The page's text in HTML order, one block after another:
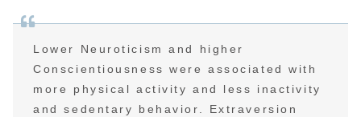
Lower Neuroticism and higher
Conscientiousness were associated with
more physical activity and less inactivity
and sedentary behavior. Extraversion